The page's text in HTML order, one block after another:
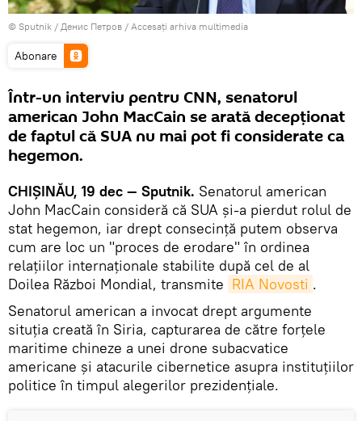
© Sputnik / Денис Петров / Accesați arhiva multimedia
Abonare
Într-un interviu pentru CNN, senatorul
american John MacCain se arată decepționat
de faptul că SUA nu mai pot fi considerate ca
hegemon.
CHIȘINĂU, 19 dec — Sputnik. Senatorul american
John MacCain consideră că SUA și-a pierdut rolul de
stat hegemon, iar drept consecință putem observa
cum are loc un "proces de erodare" în ordinea
relațiilor internaționale stabilite după cel de al
Doilea Război Mondial, transmite RIA Novosti .
Senatorul american a invocat drept argumente
situția creată în Siria, capturarea de către forțele
maritime chineze a unei drone subacvatice
americane și atacurile cibernetice asupra instituțiilor
politice în timpul alegerilor prezidențiale.